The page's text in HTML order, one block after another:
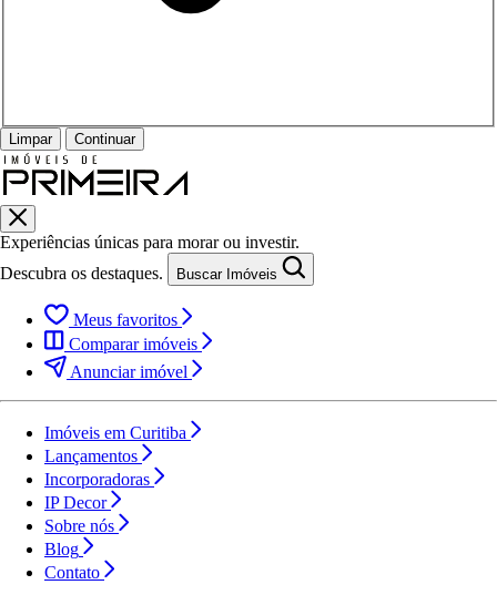
Limpar Continuar
Experiências únicas para morar ou investir.
Descubra os destaques.
Buscar Imóveis
Meus favoritos
Comparar imóveis
Anunciar imóvel
Imóveis em Curitiba
Lançamentos
Incorporadoras
IP Decor
Sobre nós
Blog
Contato